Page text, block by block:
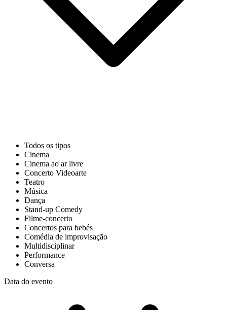
Todos os tipos
Cinema
Cinema ao ar livre
Concerto Videoarte
Teatro
Música
Dança
Stand-up Comedy
Filme-concerto
Concertos para bebés
Comédia de improvisação
Multidisciplinar
Performance
Conversa
Data do evento